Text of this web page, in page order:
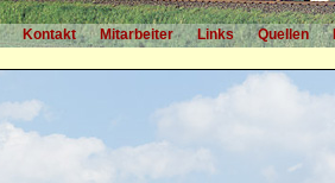
Kontakt Mitarbeiter Links Quellen